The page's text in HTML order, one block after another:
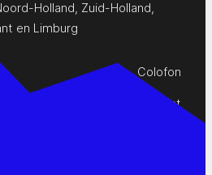
Holland Zuid-Holland
en Limburg
Colofon
Privacy Statement